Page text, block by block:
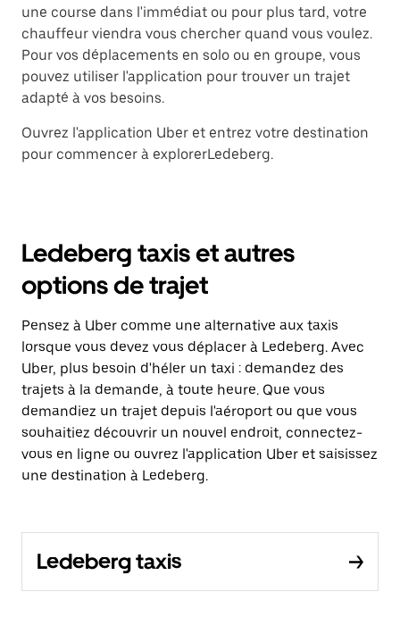
une course dans l'immédiat ou pour plus tard, votre
chauffeur viendra vous chercher quand vous voulez.
Pour vos déplacements en solo ou en groupe, vous
pouvez utiliser l'application pour trouver un trajet
adapté à vos besoins.
Ouvrez l'application Uber et entrez votre destination
pour commencer à explorerLedeberg.
Ledeberg taxis et autres
options de trajet
Pensez à Uber comme une alternative aux taxis
lorsque vous devez vous déplacer à Ledeberg. Avec
Uber, plus besoin d'héler un taxi : demandez des
trajets à la demande, à toute heure. Que vous
demandiez un trajet depuis l'aéroport ou que vous
souhaitiez découvrir un nouvel endroit, connectez-
vous en ligne ou ouvrez l'application Uber et saisissez
une destination à Ledeberg.
Ledeberg taxis